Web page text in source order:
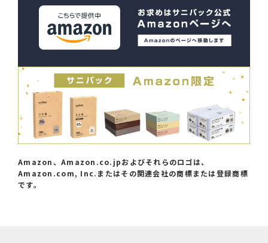
Amazon、Amazon.co.jpおよびそれらのロゴは、
Amazon.com, Inc.またはその関連会社の商標または登録商標
です。